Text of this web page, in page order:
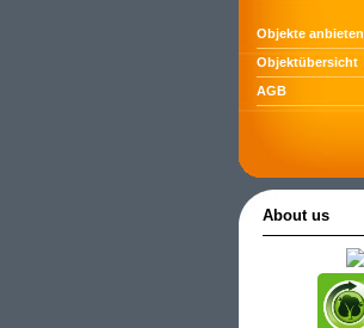
Objekte anbieten
Objektübersicht
AGB
About us